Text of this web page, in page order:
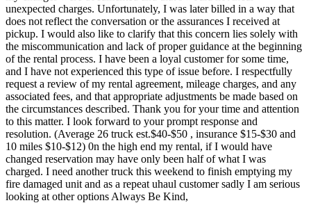
unexpected charges. Unfortunately, I was later billed in a way that
does not reflect the conversation or the assurances I received at
pickup. I would also like to clarify that this concern lies solely with
the miscommunication and lack of proper guidance at the beginning
of the rental process. I have been a loyal customer for some time,
and I have not experienced this type of issue before. I respectfully
request a review of my rental agreement, mileage charges, and any
associated fees, and that appropriate adjustments be made based on
the circumstances described. Thank you for your time and attention
to this matter. I look forward to your prompt response and
resolution. (Average 26 truck est.$40-$50 , insurance $15-$30 and
10 miles $10-$12) 0n the high end my rental, if I would have
changed reservation may have only been half of what I was
charged. I need another truck this weekend to finish emptying my
fire damaged unit and as a repeat uhaul customer sadly I am serious
looking at other options Always Be Kind,